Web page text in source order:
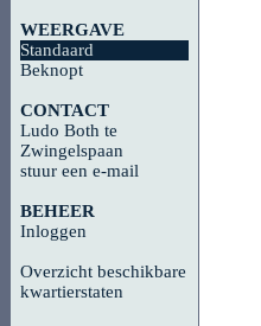
WEERGAVE
Standaard
Beknopt
CONTACT
Ludo Both te
Zwingelspaan
stuur een e-mail
BEHEER
Inloggen
Overzicht beschikbare
kwartierstaten